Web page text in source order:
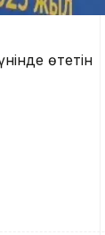
өтетін